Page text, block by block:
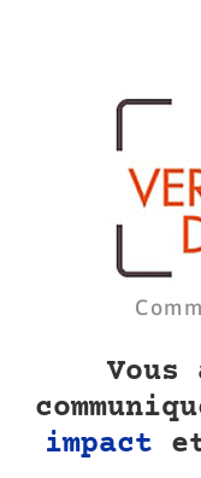
impact